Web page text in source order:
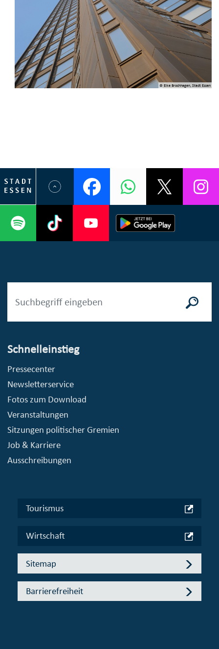
© Elke Brochhagen, Stadt Essen
Schnelleinstieg
Pressecenter
Newsletterservice
Fotos zum Download
Veranstaltungen
Sitzungen politischer Gremien
Job & Karriere
Ausschreibungen
Tourismus
Wirtschaft
Sitemap
Barrierefreiheit